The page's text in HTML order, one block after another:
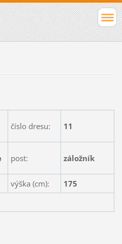
číslo dresu: 11
post: záložník
výška (cm):
175